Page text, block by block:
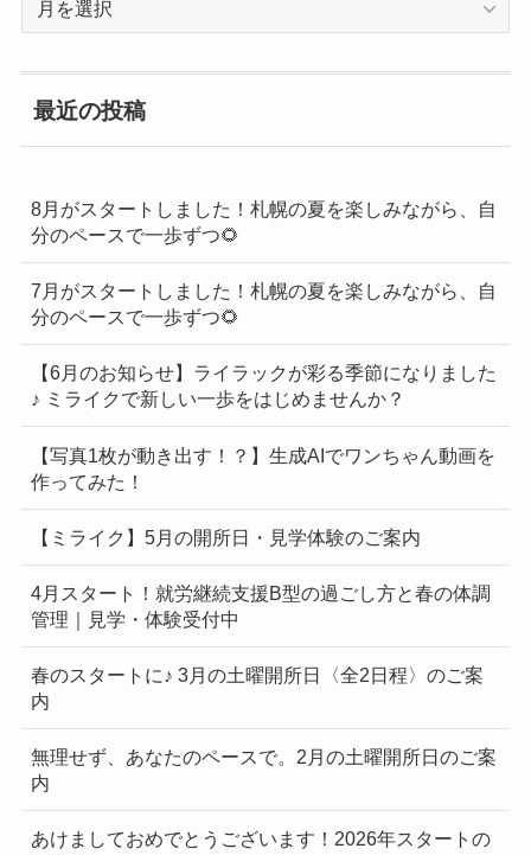
一
覧
最近の投稿
8月がスタートしました！札幌の夏を楽しみながら、自
分のペースで一歩ずつ🌻
7月がスタートしました！札幌の夏を楽しみながら、自
分のペースで一歩ずつ🌻
【6月のお知らせ】ライラックが彩る季節になりました
♪ ミライクで新しい一歩をはじめませんか？
【写真1枚が動き出す！？】生成AIでワンちゃん動画を
作ってみた！
【ミライク】5月の開所日・見学体験のご案内
4月スタート！就労継続支援B型の過ごし方と春の体調
管理｜見学・体験受付中
春のスタートに♪ 3月の土曜開所日〈全2日程〉のご案
内
無理せず、あなたのペースで。2月の土曜開所日のご案
内
あけましておめでとうございます！2026年スタートの